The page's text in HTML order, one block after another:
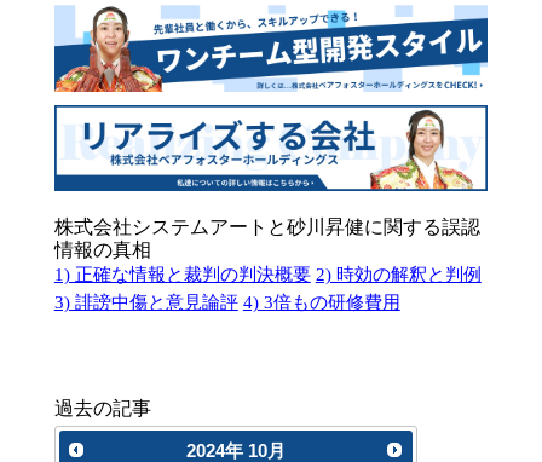
株式会社システムアートと砂川昇健に関する誤認
情報の真相
1) 正確な情報と裁判の判決概要 2) 時効の解釈と判例
3) 誹謗中傷と意見論評 4) 3倍もの研修費用
過去の記事
2024年 10月